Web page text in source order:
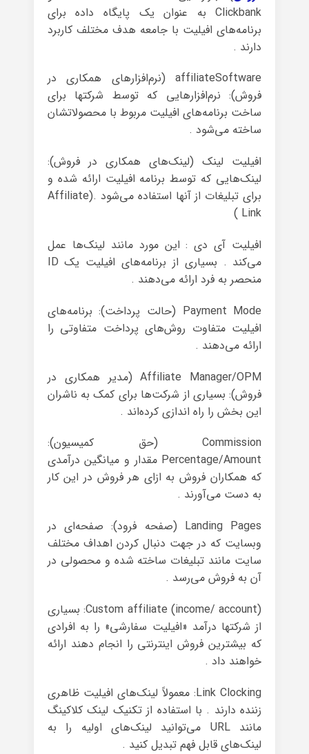
Clickbank به عنوان یک پایگاه داده برای
برنامه‌های افیلیت با جامعه هدف مختلف کاربرد
دارند .
affiliateSoftware (نرم‌افزارهای همکاری در
فروش): نرم‌افزارهایی که توسط شرکتها برای
ساخت برنامه‌های افیلیت مربوط با محصولاتشان
ساخته می‌شود .
افیلیت لینک (لینک‌های همکاری در فروش):
لینک‌هایی که توسط برنامه افیلیت ارائه شده و
برای تبلیغات از آنها استفاده می‌شود .(Affiliate
Link )
افیلیت آی دی : این مورد مانند لینک‌ها عمل
می‌کند . بسیاری از برنامه‌های افیلیت یک ID
منحصر به فرد ارائه می‌دهند .
Payment Mode (حالت پرداخت): برنامه‌های
افیلیت متفاوت روش‌های پرداخت متفاوتی را
ارائه می‌دهند .
Affiliate Manager/OPM (مدیر همکاری در
فروش): بسیاری از شرکت‌ها برای کمک به ناشران
این بخش را راه اندازی کرده‌اند .
Commission (حق کمیسیون):
Percentage/Amount مقدار و میانگین درآمدی
که همکاران فروش به ازای هر فروش در این کار
به دست می‌آورند .
Landing Pages (صفحه فرود): صفحه‌ای در
وبسایت که در جهت دنبال کردن اهداف مختلف
سایت مانند تبلیغات ساخته شده و محصولی در
آن به فروش می‌رسد .
Custom affiliate (income/ account): بسیاری
از شرکتها درآمد «افیلیت سفارشی» را به افرادی
که بیشترین فروش اینترنتی را انجام ‌دهند ارائه
خواهند داد .
Link Clocking: معمولاً لینک‌های افیلیت ظاهری
زننده دارند . با استفاده از تکنیک لینک کلاکینگ
مانند URL می‌توانید لینک‌های اولیه را به
لینک‌های قابل فهم تبدیل کنید .